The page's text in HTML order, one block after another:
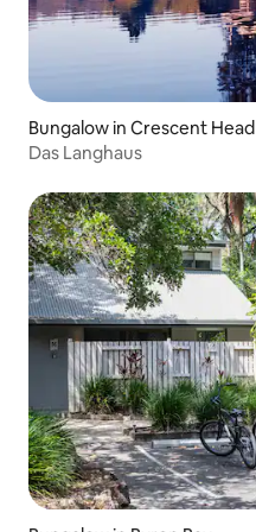
Bungalow in Crescent Head
Das Langhaus